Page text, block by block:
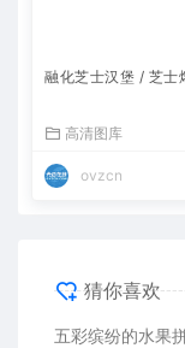
融化芝士汉堡 / 芝士
高清图库
ovzcn
猜你喜欢
五彩缤纷的水果